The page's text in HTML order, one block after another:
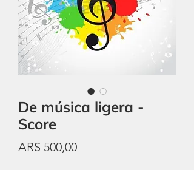
De música ligera -
Score
ARS 500,00Price